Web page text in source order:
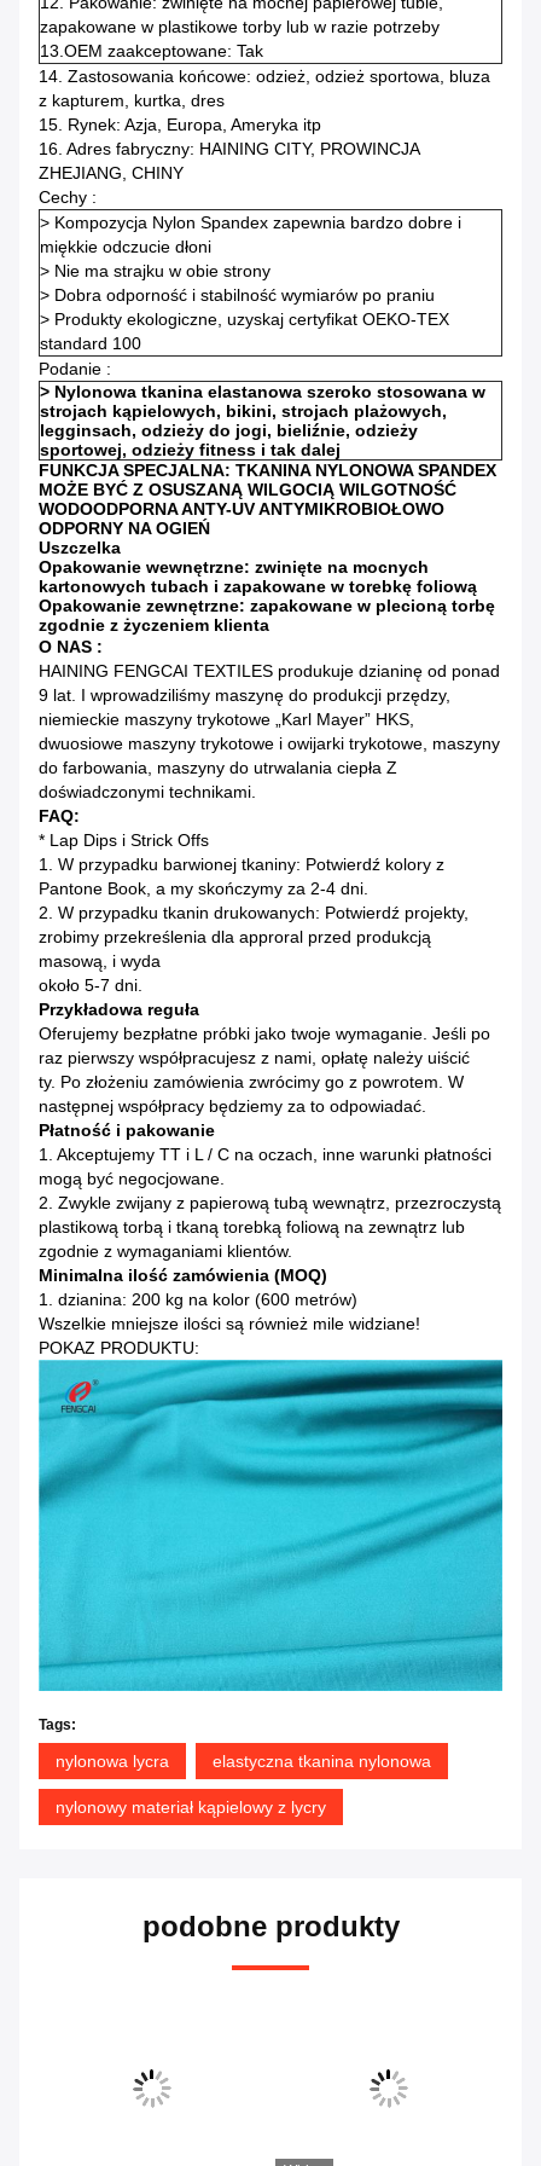
zapakowane w plastikowe torby lub w razie potrzeby
13.OEM zaakceptowane: Tak
14. Zastosowania końcowe: odzież, odzież sportowa, bluza
z kapturem, kurtka, dres
15. Rynek: Azja, Europa, Ameryka itp
16. Adres fabryczny: HAINING CITY, PROWINCJA
ZHEJIANG, CHINY
Cechy :
> Kompozycja Nylon Spandex zapewnia bardzo dobre i
miękkie odczucie dłoni
> Nie ma strajku w obie strony
> Dobra odporność i stabilność wymiarów po praniu
> Produkty ekologiczne, uzyskaj certyfikat OEKO-TEX
standard 100
Podanie :
> Nylonowa tkanina elastanowa szeroko stosowana w
strojach kąpielowych, bikini, strojach plażowych,
legginsach, odzieży do jogi, bieliźnie, odzieży
sportowej, odzieży fitness i tak dalej
FUNKCJA SPECJALNA: TKANINA NYLONOWA SPANDEX
MOŻE BYĆ Z OSUSZANĄ WILGOCIĄ WILGOTNOŚĆ
WODOODPORNA ANTY-UV ANTYMIKROBIOŁOWO
ODPORNY NA OGIEŃ
Uszczelka
Opakowanie wewnętrzne: zwinięte na mocnych
kartonowych tubach i zapakowane w torebkę foliową
Opakowanie zewnętrzne: zapakowane w plecioną torbę
zgodnie z życzeniem klienta
O NAS :
HAINING FENGCAI TEXTILES produkuje dzianinę od ponad
9 lat. I wprowadziliśmy maszynę do produkcji przędzy,
niemieckie maszyny trykotowe „Karl Mayer” HKS,
dwuosiowe maszyny trykotowe i owijarki trykotowe, maszyny
do farbowania, maszyny do utrwalania ciepła Z
doświadczonymi technikami.
FAQ:
* Lap Dips i Strick Offs
1. W przypadku barwionej tkaniny: Potwierdź kolory z
Pantone Book, a my skończymy za 2-4 dni.
2. W przypadku tkanin drukowanych: Potwierdź projekty,
zrobimy przekreślenia dla approral przed produkcją
masową, i wyda
około 5-7 dni.
Przykładowa reguła
Oferujemy bezpłatne próbki jako twoje wymaganie. Jeśli po
raz pierwszy współpracujesz z nami, opłatę należy uiścić
ty. Po złożeniu zamówienia zwrócimy go z powrotem. W
następnej współpracy będziemy za to odpowiadać.
Płatność i pakowanie
1. Akceptujemy TT i L / C na oczach, inne warunki płatności
mogą być negocjowane.
2. Zwykle zwijany z papierową tubą wewnątrz, przezroczystą
plastikową torbą i tkaną torebką foliową na zewnątrz lub
zgodnie z wymaganiami klientów.
Minimalna ilość zamówienia (MOQ)
1. dzianina: 200 kg na kolor (600 metrów)
Wszelkie mniejsze ilości są również mile widziane!
POKAZ PRODUKTU:
Tags:
nylonowa lycra elastyczna tkanina nylonowa
nylonowy materiał kąpielowy z lycry
podobne produkty